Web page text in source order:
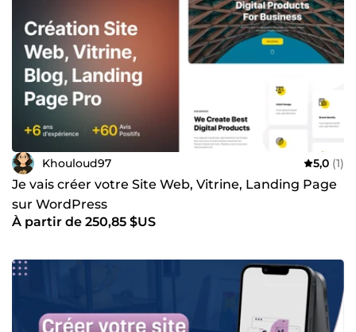
Khouloud97 5,0 (1)
Je vais créer votre Site Web, Vitrine, Landing Page
sur WordPress
À partir de 250,85 $US